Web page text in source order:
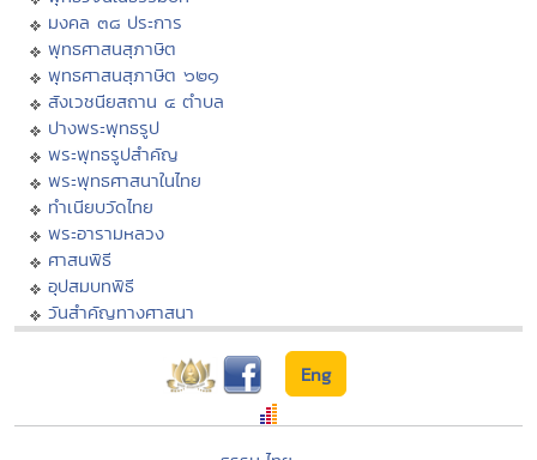
มงคล ๓๘ ประการ
พุทธศาสนสุภาษิต
พุทธศาสนสุภาษิต ๖๒๑
สังเวชนียสถาน ๔ ตำบล
ปางพระพุทธรูป
พระพุทธรูปสำคัญ
พระพุทธศาสนาในไทย
ทำเนียบวัดไทย
พระอารามหลวง
ศาสนพิธี
อุปสมบทพิธี
วันสำคัญทางศาสนา
Eng